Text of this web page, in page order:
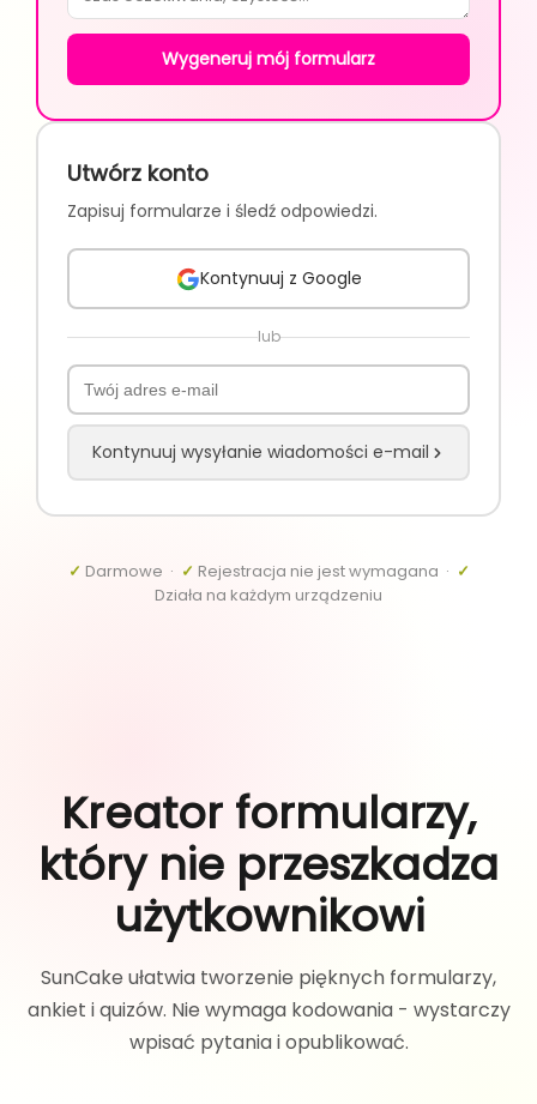
Wygeneruj mój formularz
Utwórz konto
Zapisuj formularze i śledź odpowiedzi.
Kontynuuj z Google
lub
Kontynuuj wysyłanie wiadomości e-mail
✓ Darmowe · ✓ Rejestracja nie jest wymagana · ✓
Działa na każdym urządzeniu
Kreator formularzy,
który nie przeszkadza
użytkownikowi
SunCake ułatwia tworzenie pięknych formularzy,
ankiet i quizów. Nie wymaga kodowania - wystarczy
wpisać pytania i opublikować.